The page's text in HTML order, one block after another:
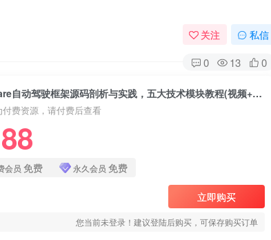
关注 私信
0 13 0
Autoware自动驾驶框架源码剖析与实践，五大技术模块教程(视频+资料) 价值1399元
付费资源，请付费后查看
会员 免费 永久会员 免费
立即购买
您当前未登录！建议登陆后购买，可保存购买订单